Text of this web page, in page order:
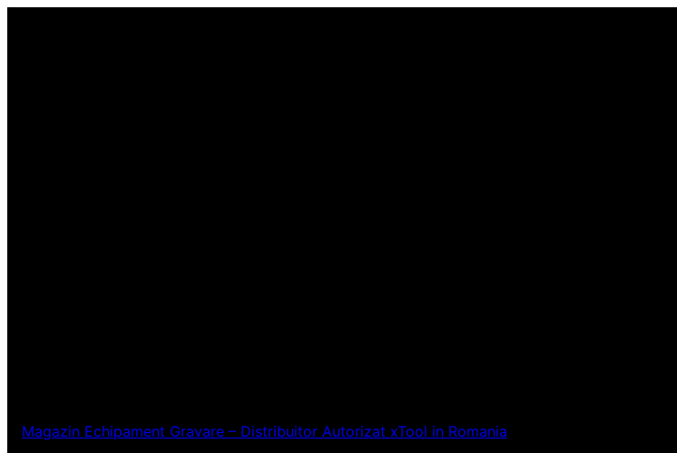
Magazin Echipament Gravare – Distribuitor Autorizat xTool in Romania